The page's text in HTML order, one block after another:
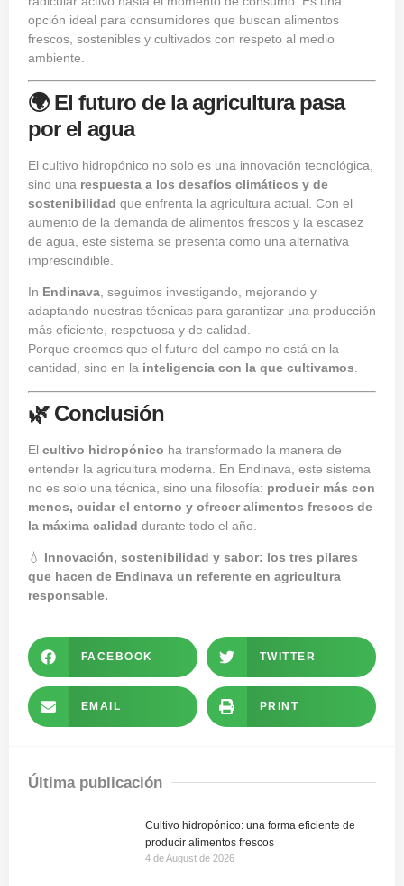
opción ideal para consumidores que buscan alimentos
frescos, sostenibles y cultivados con respeto al medio
ambiente.
🌍 El futuro de la agricultura pasa
por el agua
El cultivo hidropónico no solo es una innovación tecnológica,
sino una respuesta a los desafíos climáticos y de
sostenibilidad que enfrenta la agricultura actual. Con el
aumento de la demanda de alimentos frescos y la escasez
de agua, este sistema se presenta como una alternativa
imprescindible.
In Endinava, seguimos investigando, mejorando y
adaptando nuestras técnicas para garantizar una producción
más eficiente, respetuosa y de calidad.
Porque creemos que el futuro del campo no está en la
cantidad, sino en la inteligencia con la que cultivamos.
🌿 Conclusión
El cultivo hidropónico ha transformado la manera de
entender la agricultura moderna. En Endinava, este sistema
no es solo una técnica, sino una filosofía: producir más con
menos, cuidar el entorno y ofrecer alimentos frescos de
la máxima calidad durante todo el año.
💧 Innovación, sostenibilidad y sabor: los tres pilares
que hacen de Endinava un referente en agricultura
responsable.
FACEBOOK TWITTER
EMAIL PRINT
Última publicación
Cultivo hidropónico: una forma eficiente de
producir alimentos frescos
4 de August de 2026